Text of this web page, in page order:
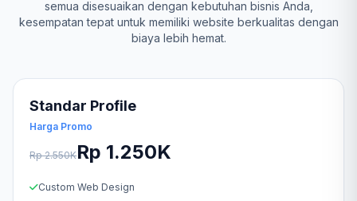
semua disesuaikan dengan kebutuhan bisnis Anda,
kesempatan tepat untuk memiliki website berkualitas dengan
biaya lebih hemat.
Standar Profile
Harga Promo
Rp 2.550KRp 1.250K
Custom Web Design